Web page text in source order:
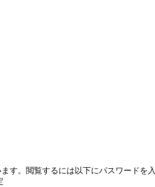
す。閲覧するには以下にパスワードを